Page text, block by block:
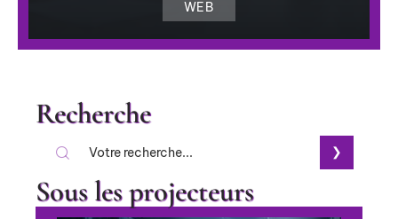
WEB
Recherche
Sous les projecteurs